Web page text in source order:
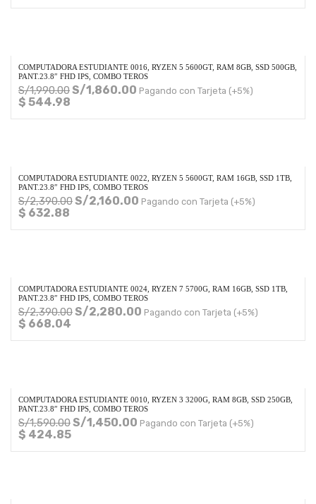
COMPUTADORA ESTUDIANTE 0016, RYZEN 5 5600GT, RAM 8GB, SSD 500GB,
PANT.23.8″ FHD IPS, COMBO TEROS
S/1,990.00S/1,860.00 Pagando con Tarjeta (+5%)
$ 544.98
COMPUTADORA ESTUDIANTE 0022, RYZEN 5 5600GT, RAM 16GB, SSD 1TB,
PANT.23.8″ FHD IPS, COMBO TEROS
S/2,390.00S/2,160.00 Pagando con Tarjeta (+5%)
$ 632.88
COMPUTADORA ESTUDIANTE 0024, RYZEN 7 5700G, RAM 16GB, SSD 1TB,
PANT.23.8″ FHD IPS, COMBO TEROS
S/2,390.00S/2,280.00 Pagando con Tarjeta (+5%)
$ 668.04
COMPUTADORA ESTUDIANTE 0010, RYZEN 3 3200G, RAM 8GB, SSD 250GB,
PANT.23.8″ FHD IPS, COMBO TEROS
S/1,590.00S/1,450.00 Pagando con Tarjeta (+5%)
$ 424.85